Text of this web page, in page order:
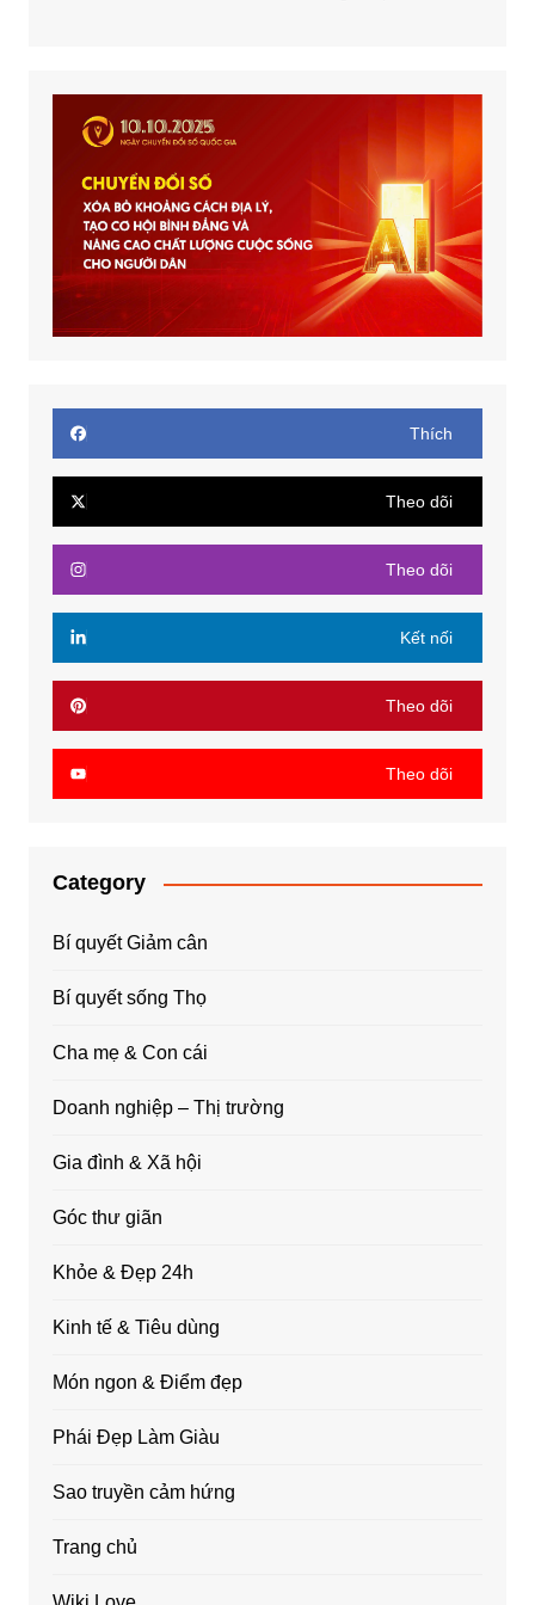
Thích
Theo dõi
Theo dõi
Kết nối
Theo dõi
Theo dõi
Category
Bí quyết Giảm cân
Bí quyết sống Thọ
Cha mẹ & Con cái
Doanh nghiệp – Thị trường
Gia đình & Xã hội
Góc thư giãn
Khỏe & Đẹp 24h
Kinh tế & Tiêu dùng
Món ngon & Điểm đẹp
Phái Đẹp Làm Giàu
Sao truyền cảm hứng
Trang chủ